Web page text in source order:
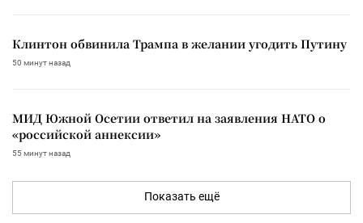
Клинтон обвинила Трампа в желании угодить Путину
50 минут назад
МИД Южной Осетии ответил на заявления НАТО о
«российской аннексии»
55 минут назад
Показать ещё